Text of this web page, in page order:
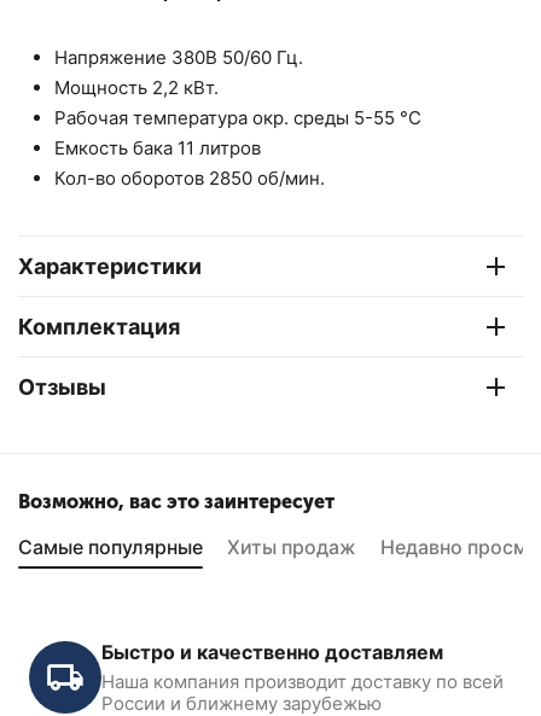
Напряжение 380В 50/60 Гц.
Мощность 2,2 кВт.
Рабочая температура окр. среды 5-55 °С
Емкость бака 11 литров
Кол-во оборотов 2850 об/мин.
Характеристики
Комплектация
Отзывы
Возможно, вас это заинтересует
Самые популярные Хиты продаж Недавно
Быстро и качественно доставляем
Наша компания производит доставку по всей
России и ближнему зарубежью